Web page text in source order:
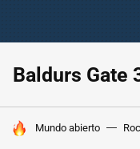
Baldurs Gate
HOY SE HABLA DE
Mundo abierto